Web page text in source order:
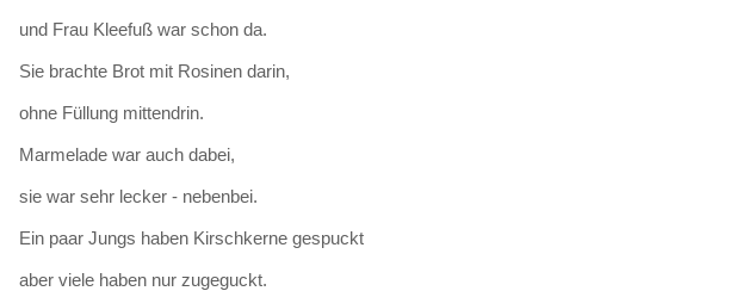
und Frau Kleefuß war schon da.
Sie brachte Brot mit Rosinen darin,
ohne Füllung mittendrin.
Marmelade war auch dabei,
sie war sehr lecker - nebenbei.
Ein paar Jungs haben Kirschkerne gespuckt
aber viele haben nur zugeguckt.